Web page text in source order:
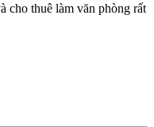
cho thuê làm văn phòng rất